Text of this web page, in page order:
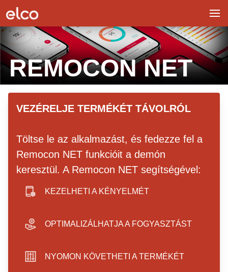
REMOCON NET
VEZÉRELJE TERMÉKÉT TÁVOLRÓL
Töltse le az alkalmazást, és fedezze fel a
Remocon NET funkcióit a demón
keresztül. A Remocon NET segítségével:
KEZELHETI A KÉNYELMÉT
OPTIMALIZÁLHATJA A FOGYASZTÁST
NYOMON KÖVETHETI A TERMÉKÉT